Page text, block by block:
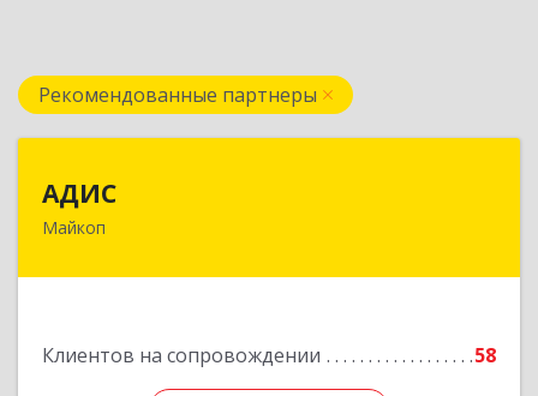
Рекомендованные партнеры
АДИС
Майкоп
Клиентов на сопровождении 58